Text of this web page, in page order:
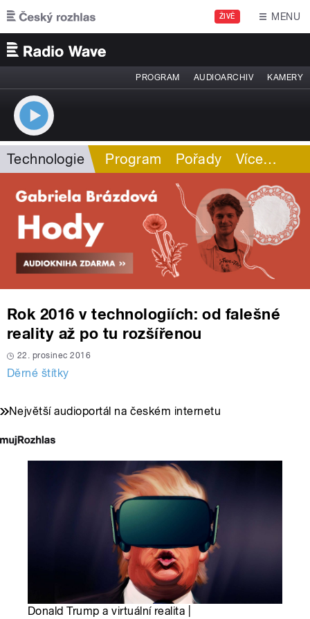
Přejít k hlavnímu obsahu
ŽIVĚ MENU
PROGRAM AUDIOARCHIV KAMERY
Technologie Program Pořady Více…
Rok 2016 v technologiích: od falešné
reality až po tu rozšířenou
22. prosinec 2016
Děrné štítky
Největší audioportál na českém internetu
Donald Trump a virtuální realita |